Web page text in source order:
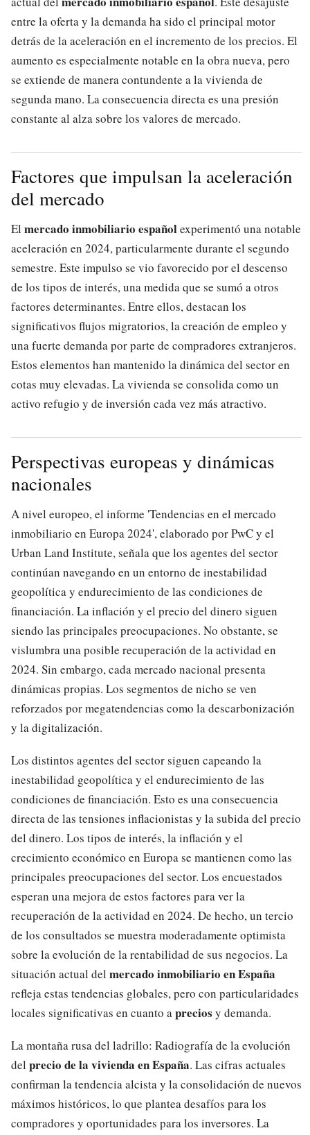
entre la oferta y la demanda ha sido el principal motor
detrás de la aceleración en el incremento de los precios. El
aumento es especialmente notable en la obra nueva, pero
se extiende de manera contundente a la vivienda de
segunda mano. La consecuencia directa es una presión
constante al alza sobre los valores de mercado.
Factores que impulsan la aceleración
del mercado
El mercado inmobiliario españolexperimentó una notable
aceleración en 2024, particularmente durante el segundo
semestre. Este impulso se vio favorecido por el descenso
de los tipos de interés, una medida que se sumó a otros
factores determinantes. Entre ellos, destacan los
significativos flujos migratorios, la creación de empleo y
una fuerte demanda por parte de compradores extranjeros.
Estos elementos han mantenido la dinámica del sector en
cotas muy elevadas. La vivienda se consolida como un
activo refugio y de inversión cada vez más atractivo.
Perspectivas europeas y dinámicas
nacionales
A nivel europeo, el informe 'Tendencias en el mercado
inmobiliario en Europa 2024', elaborado por PwC y el
Urban Land Institute, señala que los agentes del sector
continúan navegando en un entorno de inestabilidad
geopolítica y endurecimiento de las condiciones de
financiación. La inflación y el precio del dinero siguen
siendo las principales preocupaciones. No obstante, se
vislumbra una posible recuperación de la actividad en
2024. Sin embargo, cada mercado nacional presenta
dinámicas propias. Los segmentos de nicho se ven
reforzados por megatendencias como la descarbonización
y la digitalización.
Los distintos agentes del sector siguen capeando la
inestabilidad geopolítica y el endurecimiento de las
condiciones de financiación. Esto es una consecuencia
directa de las tensiones inflacionistas y la subida del precio
del dinero. Los tipos de interés, la inflación y el
crecimiento económico en Europa se mantienen como las
principales preocupaciones del sector. Los encuestados
esperan una mejora de estos factores para ver la
recuperación de la actividad en 2024. De hecho, un tercio
de los consultados se muestra moderadamente optimista
sobre la evolución de la rentabilidad de sus negocios. La
situación actual del mercado inmobiliario en España
refleja estas tendencias globales, pero con particularidades
locales significativas en cuanto aprecios y demanda.
La montaña rusa del ladrillo: Radiografía de la evolución
del precio de la vivienda en España. Las cifras actuales
confirman la tendencia alcista y la consolidación de nuevos
máximos históricos, lo que plantea desafíos para los
compradores y oportunidades para los inversores. La